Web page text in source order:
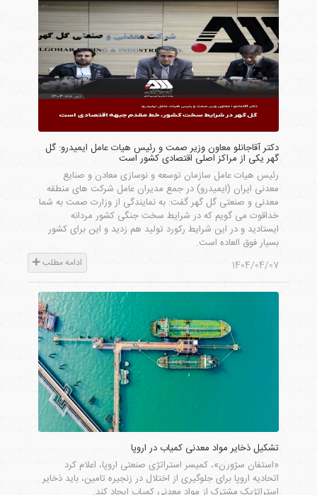
دکتر آقاجانلو معاون وزیر صمت و رئیس هیات عامل ایمیدرو: گل
گهر یکی از مراکز اصلی اقتصادی کشور است
رئیس هیات عامل سازمان توسعه و نوسازی معادن و صنایع
معدنی ایران (ایمیدرو) در جمع مدیران عامل شرکت های منطقه
معدنی و صنعتی گل گهر گفت: به نمایندگی از وزارت صمت به شما
خداقوت می گویم که در شرایط سخت جنگی کشور مردانه
ایستادید و در این شرایط رکورد تولید هم زدید و این برای کشور
بسیار فوق العاده است.
1404/04/07
ادامه مطلب
تشکیل ذخایر مواد معدنی کمیاب در اروپا
«استفان سژورن»، کمیسر استراتژی صنعتی اروپا، اعلام کرد
اتحادیه اروپا برای جلوگیری از اختلال در زنجیره تامین، باید ذخایر
استراتژیک مشترک از مواد معدنی کمیاب ایجاد کند.